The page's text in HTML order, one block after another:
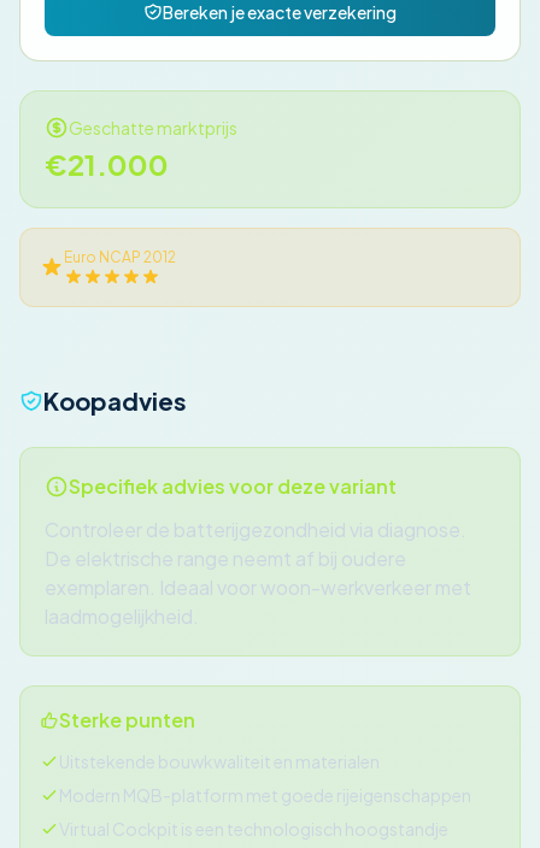
Bereken je exacte verzekering
Geschatte marktprijs
€21.000
Euro NCAP 2012
Koopadvies
Specifiek advies voor deze variant
Controleer de batterijgezondheid via diagnose.
De elektrische range neemt af bij oudere
exemplaren. Ideaal voor woon-werkverkeer met
laadmogelijkheid.
Sterke punten
Uitstekende bouwkwaliteit en materialen
Modern MQB-platform met goede rijeigenschappen
Virtual Cockpit is een technologisch hoogstandje